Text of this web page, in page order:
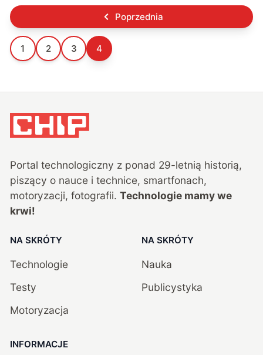
Poprzednia
1 2 3 4
Portal technologiczny z ponad 29-letnią historią,
piszący o nauce i technice, smartfonach,
motoryzacji, fotografii. Technologie mamy we
krwi!
NA SKRÓTY
Technologie
Testy
Motoryzacja
NA SKRÓTY
Nauka
Publicystyka
INFORMACJE